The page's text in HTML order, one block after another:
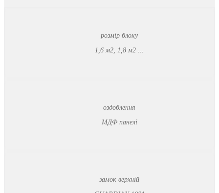
розмір блоку
1,6 м2, 1,8 м2 ...
оздоблення
МДФ панелі
замок верхній